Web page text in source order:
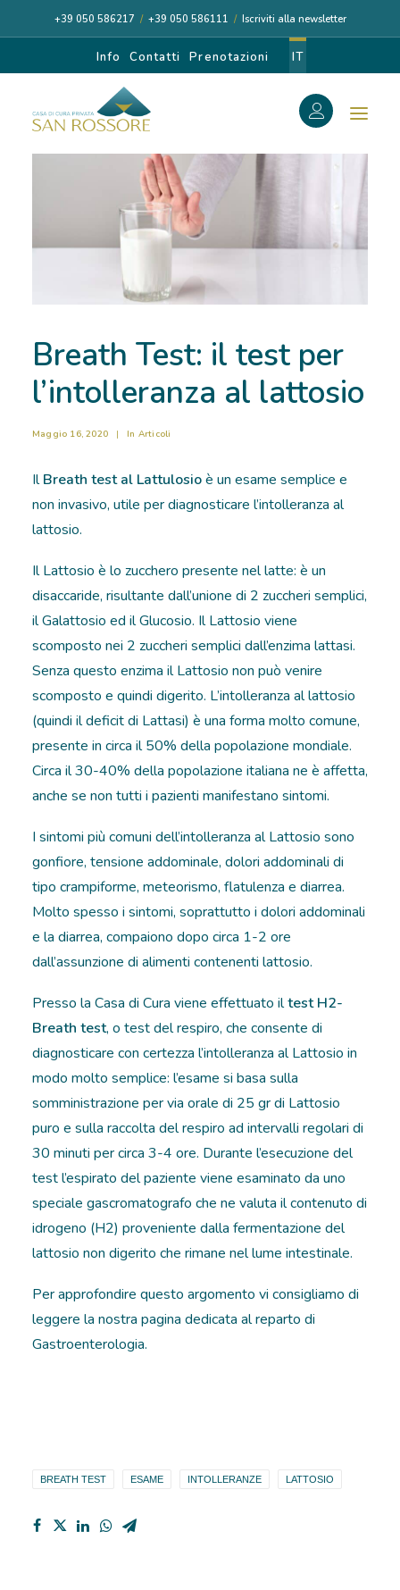
+39 050 586217 / +39 050 586111 / Iscriviti alla newsletter
Info Contatti Prenotazioni IT
CASA DI CURA
I NOSTRI MEDICI
DIAGNOSI E CURA
RICOVERI
PATOLOGIE
NEWS
FORMAZIONE
Breath Test: il test per
l’intolleranza al lattosio
Maggio 16, 2020 | In Articoli
IlBreath test al Lattulosioè un esame semplice e
non invasivo, utile per diagnosticare l’intolleranza al
lattosio.
Il Lattosio è lo zucchero presente nel latte: è un
disaccaride, risultante dall’unione di 2 zuccheri semplici,
il Galattosio ed il Glucosio. Il Lattosio viene
scomposto nei 2 zuccheri semplici dall’enzima lattasi.
Senza questo enzima il Lattosio non può venire
scomposto e quindi digerito. L’intolleranza al lattosio
(quindi il deficit di Lattasi) è una forma molto comune,
presente in circa il 50% della popolazione mondiale.
Circa il 30-40% della popolazione italiana ne è affetta,
anche se non tutti i pazienti manifestano sintomi.
I sintomi più comuni dell’intolleranza al Lattosio sono
gonfiore, tensione addominale, dolori addominali di
tipo crampiforme, meteorismo, flatulenza e diarrea.
Molto spesso i sintomi, soprattutto i dolori addominali
e la diarrea, compaiono dopo circa 1-2 ore
dall’assunzione di alimenti contenenti lattosio.
Presso la Casa di Cura viene effettuato iltest H2-
Breath test, o test del respiro, che consente di
diagnosticare con certezza l’intolleranza al Lattosio in
modo molto semplice: l’esame si basa sulla
somministrazione per via orale di 25 gr di Lattosio
puro e sulla raccolta del respiro ad intervalli regolari di
30 minuti per circa 3-4 ore. Durante l’esecuzione del
test l’espirato del paziente viene esaminato da uno
speciale gascromatografo che ne valuta il contenuto di
idrogeno (H2) proveniente dalla fermentazione del
lattosio non digerito che rimane nel lume intestinale.
Per approfondire questo argomento vi consigliamo di
leggere la nostra pagina dedicata al reparto di
Gastroenterologia.
BREATH TEST ESAME INTOLLERANZE LATTOSIO